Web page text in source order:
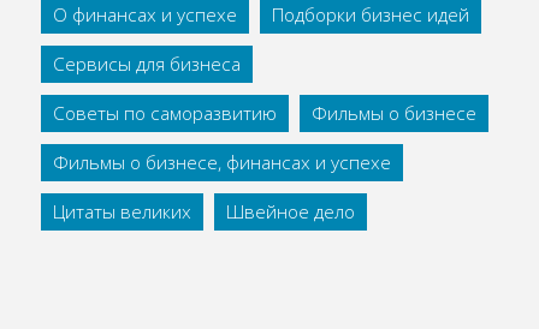
О финансах и успехе
Подборки бизнес идей
Сервисы для бизнеса
Советы по саморазвитию
Фильмы о бизнесе
Фильмы о бизнесе, финансах и успехе
Цитаты великих
Швейное дело